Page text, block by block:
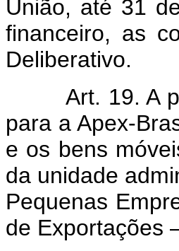
União, até 31
financeiro, as
Deliberativo.
Art. 19. A
para a Apex-
e os bens
da unidade
Pequenas
de Exportações